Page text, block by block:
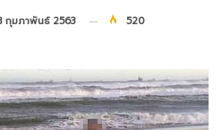
กุมภาพันธ์ 2563 520